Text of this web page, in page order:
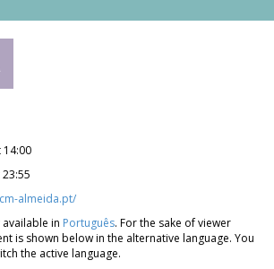
14:00
almeida.pt/
in Português. For the sake of viewer
is shown below in the alternative language. You
the active language.